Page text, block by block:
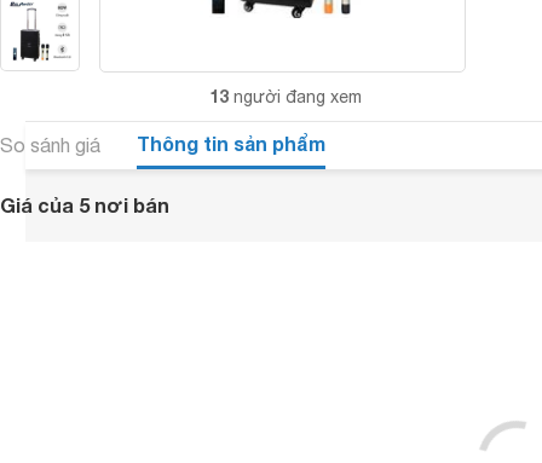
13 người đang xem
So sánh giá Thông tin sản phẩm
Giá của 5 nơi bán